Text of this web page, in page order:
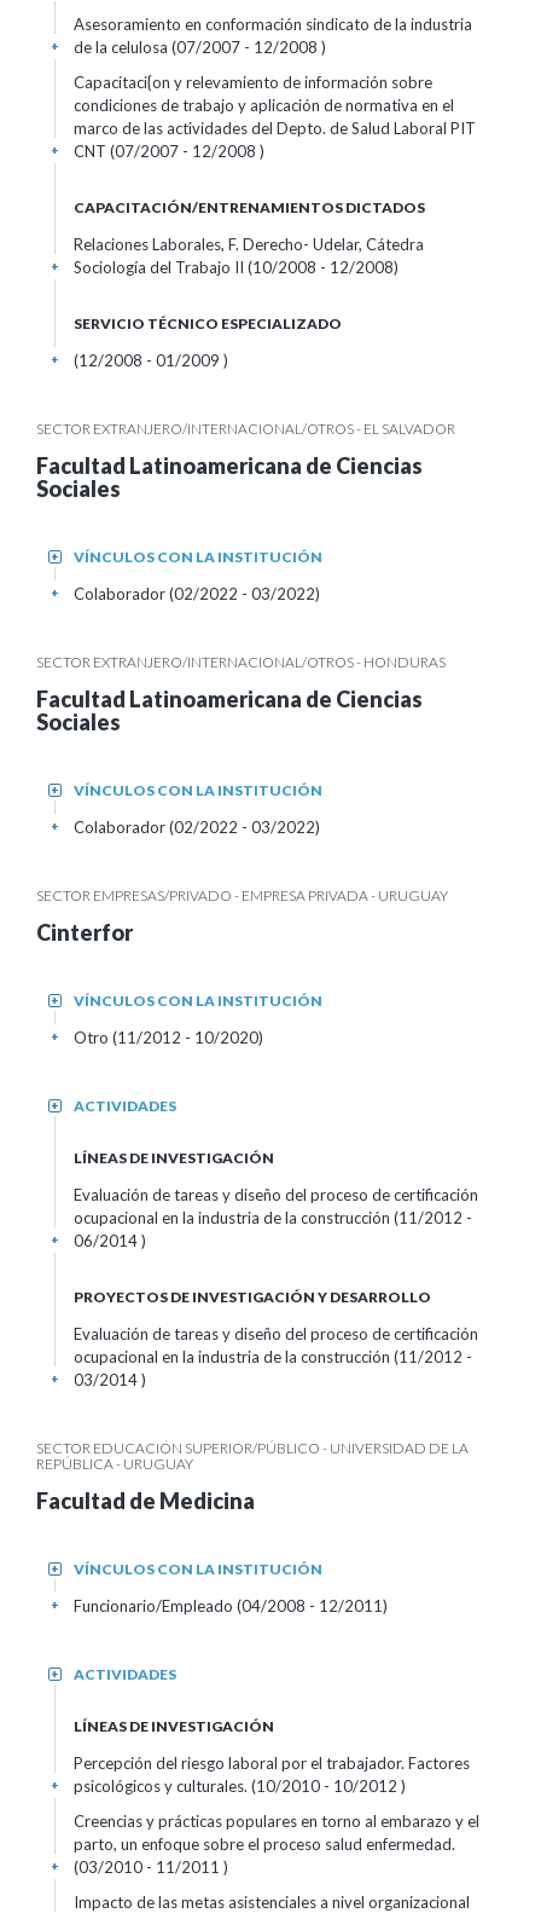
Asesoramiento en conformación sindicato de la industria
de la celulosa (07/2007 - 12/2008 )
+
Capacitaci{on y relevamiento de información sobre
condiciones de trabajo y aplicación de normativa en el
marco de las actividades del Depto. de Salud Laboral PIT
CNT (07/2007 - 12/2008 )
+
CAPACITACIÓN/ENTRENAMIENTOS DICTADOS
Relaciones Laborales, F. Derecho- Udelar, Cátedra
Sociología del Trabajo II (10/2008 - 12/2008)
+
SERVICIO TÉCNICO ESPECIALIZADO
(12/2008 - 01/2009 )
+
SECTOR EXTRANJERO/INTERNACIONAL/OTROS - EL SALVADOR
Facultad Latinoamericana de Ciencias
Sociales
VÍNCULOS CON LA INSTITUCIÓN
+
Colaborador (02/2022 - 03/2022)
+
SECTOR EXTRANJERO/INTERNACIONAL/OTROS - HONDURAS
Facultad Latinoamericana de Ciencias
Sociales
VÍNCULOS CON LA INSTITUCIÓN
+
Colaborador (02/2022 - 03/2022)
+
SECTOR EMPRESAS/PRIVADO - EMPRESA PRIVADA - URUGUAY
Cinterfor
VÍNCULOS CON LA INSTITUCIÓN
+
Otro (11/2012 - 10/2020)
+
ACTIVIDADES
+
LÍNEAS DE INVESTIGACIÓN
Evaluación de tareas y diseño del proceso de certificación
ocupacional en la industria de la construcción (11/2012 -
06/2014 )
+
PROYECTOS DE INVESTIGACIÓN Y DESARROLLO
Evaluación de tareas y diseño del proceso de certificación
ocupacional en la industria de la construcción (11/2012 -
03/2014 )
+
SECTOR EDUCACIÓN SUPERIOR/PÚBLICO - UNIVERSIDAD DE LA
REPÚBLICA - URUGUAY
Facultad de Medicina
VÍNCULOS CON LA INSTITUCIÓN
+
Funcionario/Empleado (04/2008 - 12/2011)
+
ACTIVIDADES
+
LÍNEAS DE INVESTIGACIÓN
Percepción del riesgo laboral por el trabajador. Factores
psicológicos y culturales. (10/2010 - 10/2012 )
+
Creencias y prácticas populares en torno al embarazo y el
parto, un enfoque sobre el proceso salud enfermedad.
(03/2010 - 11/2011 )
+
Impacto de las metas asistenciales a nivel organizacional